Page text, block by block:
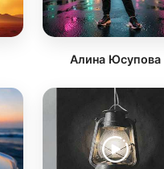
Алина Юсупова